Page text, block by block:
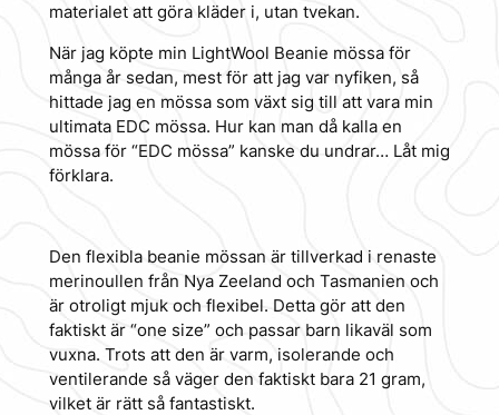
materialet att göra kläder i, utan tvekan.
När jag köpte min LightWool Beanie mössa för
många år sedan, mest för att jag var nyfiken, så
hittade jag en mössa som växt sig till att vara min
ultimata EDC mössa. Hur kan man då kalla en
mössa för “EDC mössa” kanske du undrar… Låt mig
förklara.
Den flexibla beanie mössan är tillverkad i renaste
merinoullen från Nya Zeeland och Tasmanien och
är otroligt mjuk och flexibel. Detta gör att den
faktiskt är “one size” och passar barn likaväl som
vuxna. Trots att den är varm, isolerande och
ventilerande så väger den faktiskt bara 21 gram,
vilket är rätt så fantastiskt.